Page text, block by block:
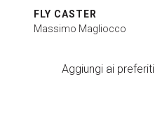
FLY CASTER
Massimo Magliocco
Aggiungi ai preferiti